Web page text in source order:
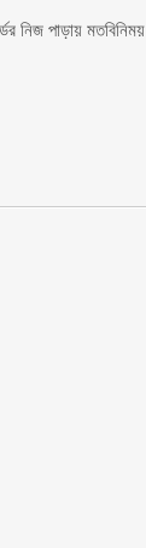
নিজ পাড়ায় মতবিনিময়